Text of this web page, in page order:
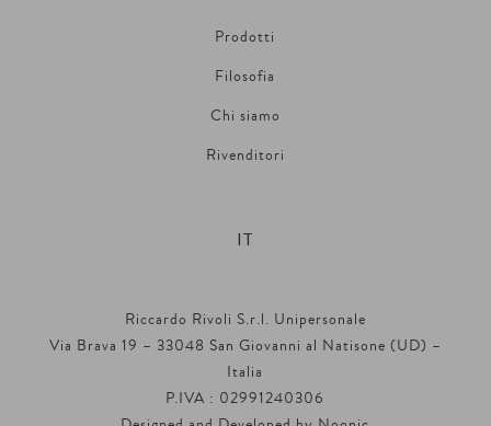
Prodotti
Filosofia
Chi siamo
Rivenditori
IT
Riccardo Rivoli S.r.l. Unipersonale
Via Brava 19 – 33048 San Giovanni al Natisone (UD) –
Italia
P.IVA : 02991240306